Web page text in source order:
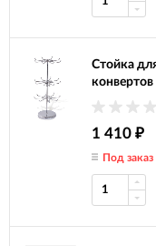
Стойка
1 410 ₽
Под заказ